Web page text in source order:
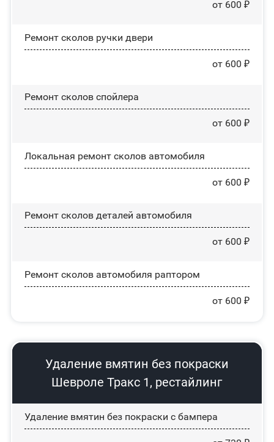
от 600 ₽
Ремонт сколов ручки двери
от 600 ₽
Ремонт сколов спойлера
от 600 ₽
Локальная ремонт сколов автомобиля
от 600 ₽
Ремонт сколов деталей автомобиля
от 600 ₽
Ремонт сколов автомобиля раптором
от 600 ₽
Удаление вмятин без покраски
Шевроле Тракс 1, рестайлинг
Удаление вмятин без покраски с бампера